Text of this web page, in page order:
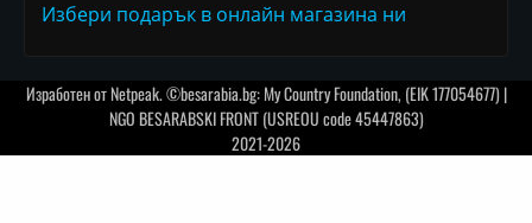
Избери подарък в онлайн магазина ни
Изработен отNetpeak. ©besarabia.bg: My Country Foundation, (EIK 177054677) |
NGO BESARABSKI FRONT (USREOU code 45447863)
2021-2026